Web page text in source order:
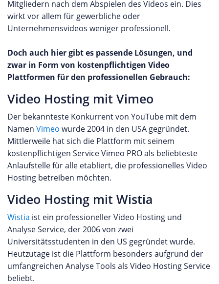
Mitgliedern nach dem Abspielen des Videos ein. Dies
wirkt vor allem für gewerbliche oder
Unternehmensvideos weniger professionell.
Doch auch hier gibt es passende Lösungen, und
zwar in Form von kostenpflichtigen Video
Plattformen für den professionellen Gebrauch:
Video Hosting mit Vimeo
Der bekannteste Konkurrent von YouTube mit dem
Namen Vimeo wurde 2004 in den USA gegründet.
Mittlerweile hat sich die Plattform mit seinem
kostenpflichtigen Service Vimeo PRO als beliebteste
Anlaufstelle für alle etabliert, die professionelles Video
Hosting betreiben möchten.
Video Hosting mit Wistia
Wistia ist ein professioneller Video Hosting und
Analyse Service, der 2006 von zwei
Universitätsstudenten in den US gegründet wurde.
Heutzutage ist die Plattform besonders aufgrund der
umfangreichen Analyse Tools als Video Hosting Service
beliebt.